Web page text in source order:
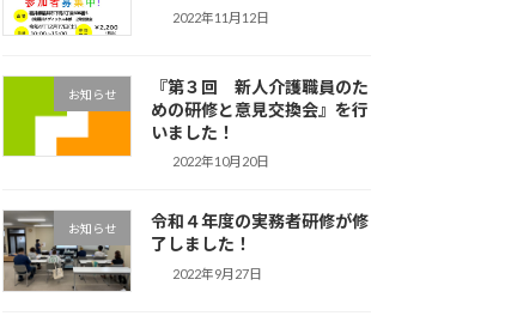
2022年11月12日
お知らせ
『第３回 新人介護職員のた
めの研修と意見交換会』を行
いました！
2022年10月20日
お知らせ
令和４年度の実務者研修が修
了しました！
2022年9月27日